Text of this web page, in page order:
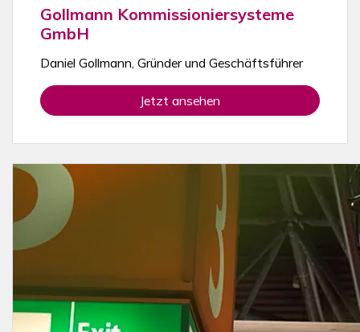
Gollmann Kommissioniersysteme
GmbH
Daniel Gollmann, Gründer und Geschäftsführer
Jetzt ansehen